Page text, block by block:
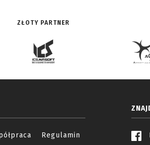
ZŁOTY PARTNER
Regulamin